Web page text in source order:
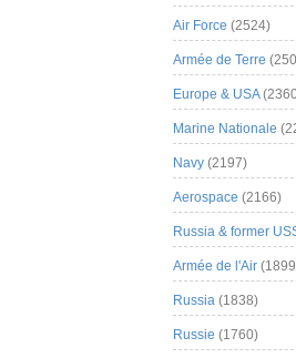
Air Force (2524)
Armée de Terre
Europe & USA
Marine Nationale
Navy (2197)
Aerospace (2166)
Russia & former
Armée de l'Air
Russia (1838)
Russie (1760)